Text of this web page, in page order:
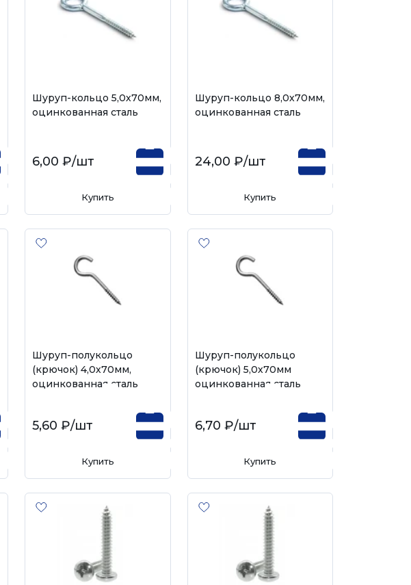
Шуруп-кольцо 5,0х70мм,
оцинкованная сталь
6,00 ₽/шт
Купить
Шуруп-кольцо 8,0х70мм,
оцинкованная сталь
24,00 ₽/шт
Купить
Шуруп-полукольцо
(крючок) 4,0х70мм,
оцинкованная сталь
5,60 ₽/шт
Купить
Шуруп-полукольцо
(крючок) 5,0х70мм
оцинкованная сталь
6,70 ₽/шт
Купить